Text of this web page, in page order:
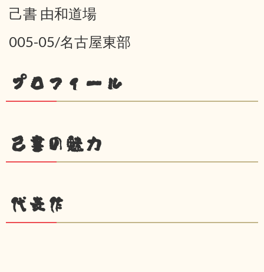
己書 由和道場
005-05/名古屋東部
プロフィール
己書の魅力
代表作